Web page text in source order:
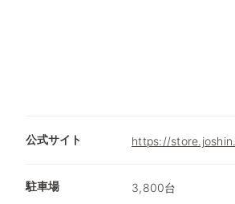
公式サイト https://
駐車場 3,800台